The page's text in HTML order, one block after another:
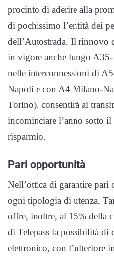
procinto di aderire alla
di pochissimo l’entità dei
dell’Autostrada. Il rinnovo
in vigore anche lungo
nelle interconnessioni di
Napoli e con A4 Milano-
Torino), consentirà ai
incominciare l’anno sotto il
risparmio.
Pari opportunità
Nell’ottica di garantire pari
ogni tipologia di utenza,
offre, inoltre, al 15% della
di Telepass la possibilità di
elettronico, con l’ulteriore